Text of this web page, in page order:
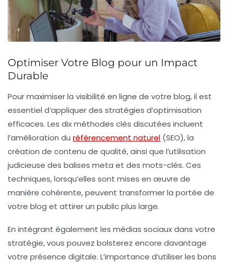
Optimiser Votre Blog pour un Impact
Durable
Pour maximiser la visibilité en ligne de votre blog, il est
essentiel d’appliquer des stratégies d’optimisation
efficaces. Les dix méthodes clés discutées incluent
l’amélioration du référencement naturel (SEO), la
création de contenu de qualité, ainsi que l’utilisation
judicieuse des balises meta et des mots-clés. Ces
techniques, lorsqu’elles sont mises en œuvre de
manière cohérente, peuvent transformer la portée de
votre blog et attirer un public plus large.
En intégrant également les médias sociaux dans votre
stratégie, vous pouvez bolsterez encore davantage
votre présence digitale. L’importance d’utiliser les bons